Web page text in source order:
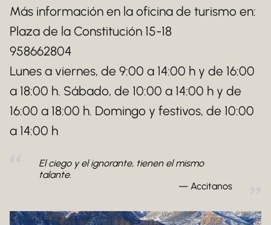
Más información en la oficina de turismo en:
Plaza de la Constitución 15-18
958662804
Lunes a viernes, de 9:00 a 14:00 h y de 16:00
a 18:00 h. Sábado, de 10:00 a 14:00 h y de
16:00 a 18:00 h. Domingo y festivos, de 10:00
a 14:00 h
El ciego y el ignorante, tienen el mismo
talante.
Accitanos